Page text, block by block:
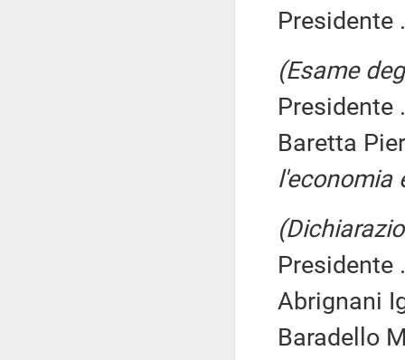
Presidente
(Esame
Presidente
Baretta
l'economia
Presidente
Abrignani
Baradello